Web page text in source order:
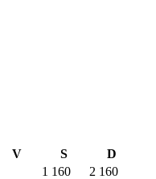
V S
D
1 160 2 160